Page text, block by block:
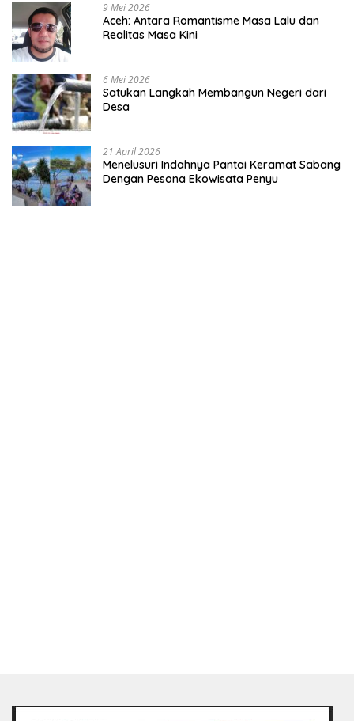
9 Mei 2026
Aceh: Antara Romantisme Masa Lalu dan
Realitas Masa Kini
6 Mei 2026
Satukan Langkah Membangun Negeri dari
Desa
21 April 2026
Menelusuri Indahnya Pantai Keramat Sabang
Dengan Pesona Ekowisata Penyu